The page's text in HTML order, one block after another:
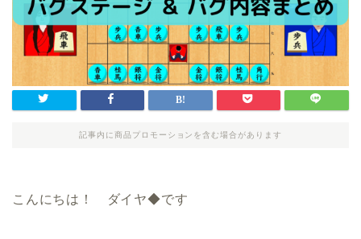
記事内に商品プロモーションを含む場合があります
こんにちは！ ダイヤ◆です